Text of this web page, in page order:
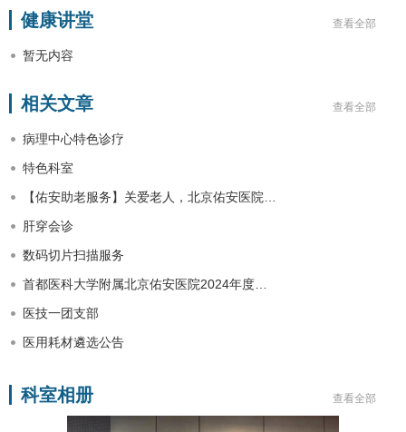
查看全部
健康讲堂
暂无内容
查看全部
相关文章
病理中心特色诊疗
特色科室
【佑安助老服务】关爱老人，北京佑安医院…
肝穿会诊
数码切片扫描服务
首都医科大学附属北京佑安医院2024年度…
医技一团支部
医用耗材遴选公告
查看全部
科室相册